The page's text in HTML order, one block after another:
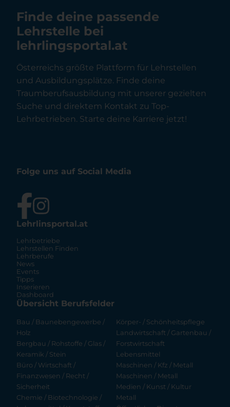
Finde deine passende
Lehrstelle bei
lehrlingsportal.at
Österreichs größte Plattform für Lehrstellen
und Ausbildungsplätze. Finde deine
Traumberufsausbildung mit unserer gezielten
Suche und direktem Kontakt zu Top-
Lehrbetrieben. Starte deine Karriere jetzt!
Folge uns auf Social Media
Lehrlinsportal.at
Lehrbetriebe
Lehrstellen Finden
Lehrberufe
News
Events
Tipps
Inserieren
Dashboard
Übersicht Berufsfelder
Bau / Baunebengewerbe /
Holz
Bergbau / Rohstoffe / Glas /
Keramik / Stein
Büro / Wirtschaft /
Finanzwesen / Recht /
Sicherheit
Chemie / Biotechnologie /
Körper- / Schönheitspflege
Landwirtschaft / Gartenbau /
Forstwirtschaft
Lebensmittel
Maschinen / Kfz / Metall
Maschinen / Metall
Medien / Kunst / Kultur
Metall